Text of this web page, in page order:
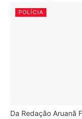
POLÍCIA
Da Redação Aruanã